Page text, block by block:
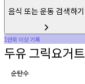
음식 또는 운동 검색하기
1만회 이상기록
두유그릭요거트
순탄수